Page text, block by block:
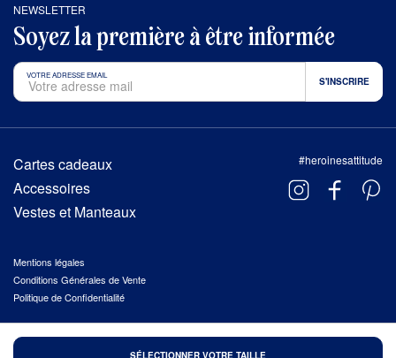
SÉLECTIONNER VOTRE TAILLE
NEWSLETTER
Soyez la première à être informée
VOTRE ADRESSE EMAIL
Cartes cadeaux
Accessoires
Vestes et Manteaux
#heroinesattitude
Mentions légales
Conditions Générales de Vente
Politique de Confidentialité
© 2026 HÉROÏNES, TOUS DROITS RÉSERVÉS